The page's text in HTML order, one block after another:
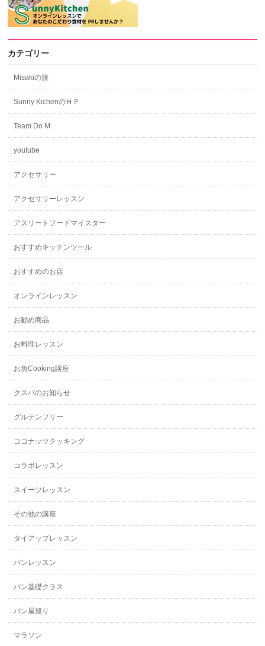
カテゴリー
Misakiの旅
Sunny KichenのＨＰ
Team Do M
youtube
アクセサリー
アクセサリーレッスン
アスリートフードマイスター
おすすめキッチンツール
おすすめのお店
オンラインレッスン
お勧め商品
お料理レッスン
お魚Cooking講座
クスパのお知らせ
グルテンフリー
ココナッツクッキング
コラボレッスン
スイーツレッスン
その他の講座
タイアップレッスン
パンレッスン
パン基礎クラス
パン屋巡り
マラソン